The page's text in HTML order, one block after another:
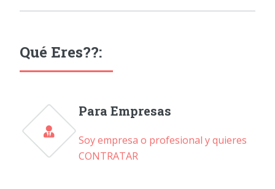
Qué Eres??:
Para Empresas
Soy empresa o profesional y quieres
CONTRATAR